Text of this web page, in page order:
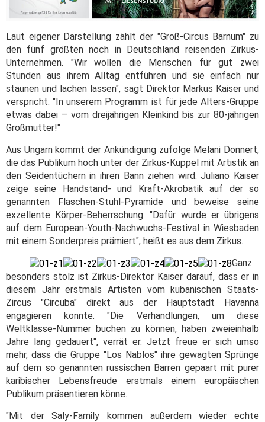
Laut eigener Darstellung zählt der "Groß-Circus Barnum" zu
den fünf größten noch in Deutschland reisenden Zirkus-
Unternehmen. "Wir wollen die Menschen für gut zwei
Stunden aus ihrem Alltag entführen und sie einfach nur
staunen und lachen lassen", sagt Direktor Markus Kaiser und
verspricht: "In unserem Programm ist für jede Alters-Gruppe
etwas dabei – vom dreijährigen Kleinkind bis zur 80-jährigen
Großmutter!"
Aus Ungarn kommt der Ankündigung zufolge Melani Donnert,
die das Publikum hoch unter der Zirkus-Kuppel mit Artistik an
den Seidentüchern in ihren Bann ziehen wird. Juliano Kaiser
zeige seine Handstand- und Kraft-Akrobatik auf der so
genannten Flaschen-Stuhl-Pyramide und beweise seine
exzellente Körper-Beherrschung. "Dafür wurde er übrigens
auf dem European-Youth-Nachwuchs-Festival in Wiesbaden
mit einem Sonderpreis prämiert", heißt es aus dem Zirkus.
Ganz
besonders stolz ist Zirkus-Direktor Kaiser darauf, dass er in
diesem Jahr erstmals Artisten vom kubanischen Staats-
Zircus "Circuba" direkt aus der Hauptstadt Havanna
engagieren konnte. "Die Verhandlungen, um diese
Weltklasse-Nummer buchen zu können, haben zweieinhalb
Jahre lang gedauert", verrät er. Jetzt freue er sich umso
mehr, dass die Gruppe "Los Nablos" ihre gewagten Sprünge
auf dem so genannten russischen Barren gepaart mit purer
karibischer Lebensfreude erstmals einem europäischen
Publikum präsentieren könne.
"Mit der Saly-Family kommen außerdem wieder echte